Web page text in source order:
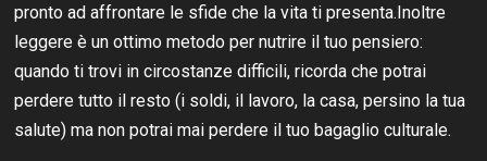
pronto ad affrontare le sfide che la vita ti presenta.Inoltre
leggere è un ottimo metodo per nutrire il tuo pensiero:
quando ti trovi in circostanze difficili, ricorda che potrai
perdere tutto il resto (i soldi, il lavoro, la casa, persino la tua
salute) ma non potrai mai perdere il tuo bagaglio culturale.